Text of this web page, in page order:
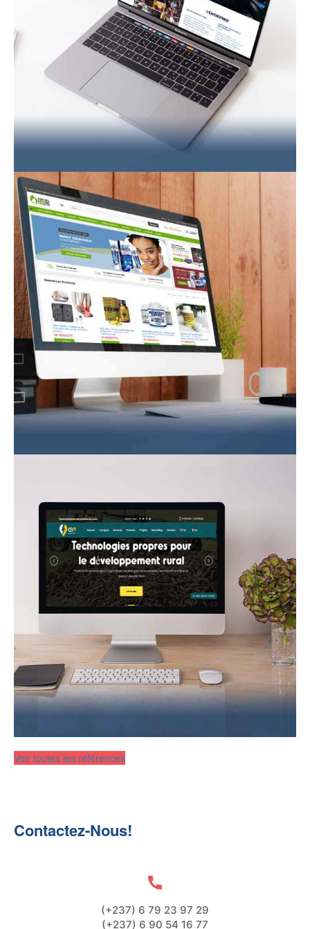
Voir toutes les références
Contactez-Nous!
(+237) 6 79 23 97 29
(+237) 6 90 54 16 77